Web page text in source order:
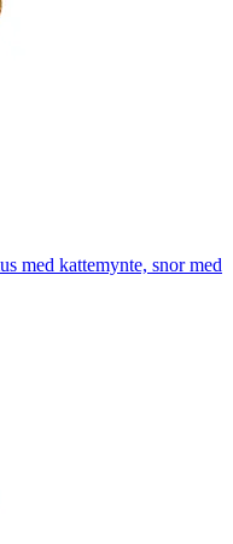
med kattemynte, snor med